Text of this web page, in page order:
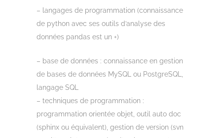
– langages de programmation (connaissance
de python avec ses outils d’analyse des
données pandas est un +)
– base de données : connaissance en gestion
de bases de données MySQL ou PostgreSQL,
langage SQL
– techniques de programmation :
programmation orientée objet, outil auto doc
(sphinx ou équivalent), gestion de version (svn